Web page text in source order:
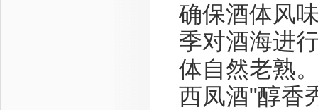
确保酒体风
季对酒海进
体自然老熟
西凤酒"醇香